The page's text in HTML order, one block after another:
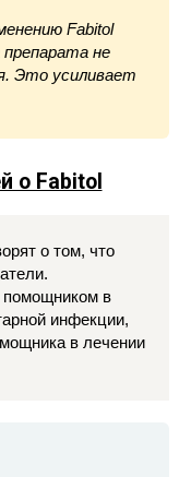
Fabitol
препарата не
Это усиливает
о Fabitol
о том, что
помощником в
инфекции,
в лечении